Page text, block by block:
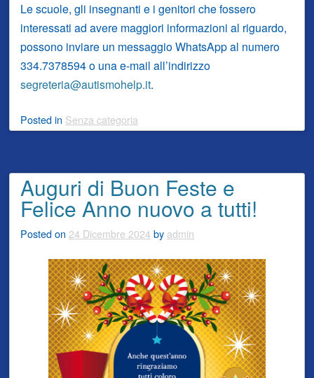
Le scuole, gli insegnanti e i genitori che fossero
interessati ad avere maggiori informazioni al riguardo,
possono inviare un messaggio WhatsApp al numero
334.7378594 o una e-mail all’indirizzo
segreteria@autismohelp.it.
Postedin Senza categoria
Auguri di Buon Feste e
Felice Anno nuovo a tutti!
Posted on 24 Dicembre 2024by admin